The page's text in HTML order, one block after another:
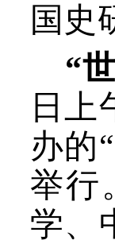
国史
“
日上
办的
举行
学、